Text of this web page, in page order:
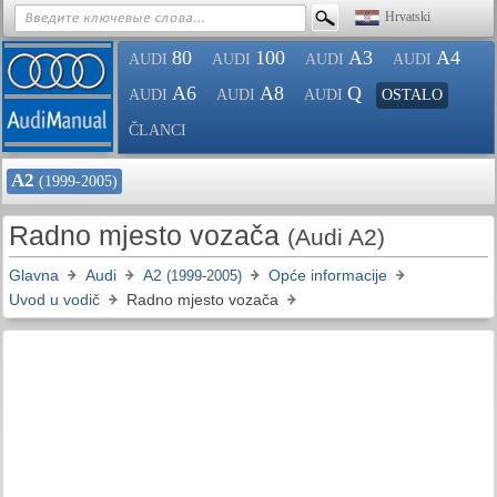
Hrvatski
AUDI 80 AUDI 100 AUDI A3 AUDI A4
AUDI A6 AUDI A8 AUDI Q OSTALO
ČLANCI
A2 (1999-2005)
Radno mjesto vozača (Audi A2)
Glavna Audi A2 (1999-2005)
Opće informacije
Uvod u vodič
Radno mjesto vozača